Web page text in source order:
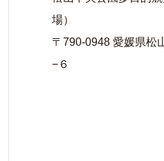
場）
〒790-0948 愛媛県松
−６